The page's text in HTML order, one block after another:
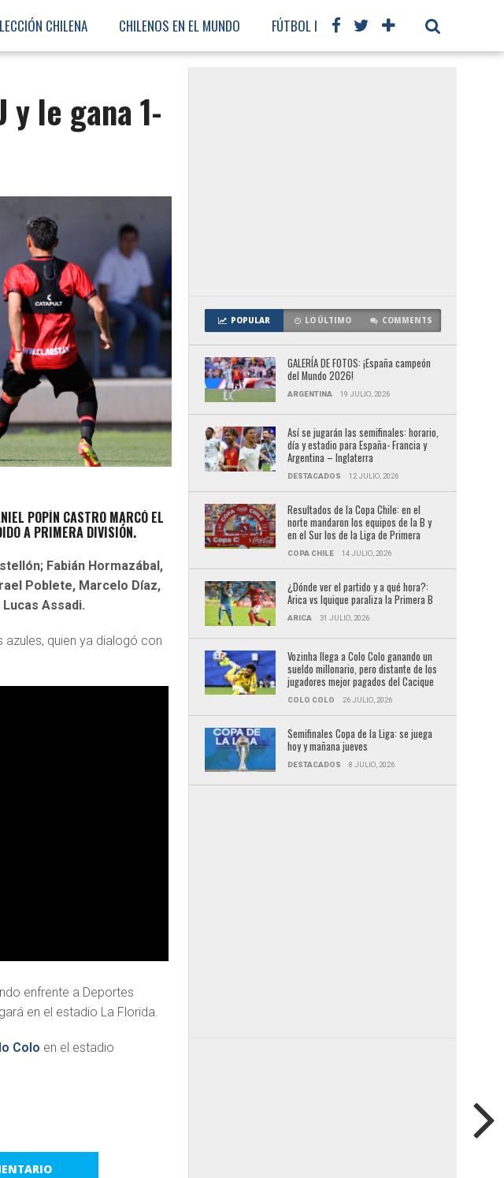
CHILENA CHILENOS EN EL MUNDO FÚTBOL INTERNACIONAL
y le gana 1-
POPÍN CASTRO MARCÓ EL
A PRIMERA DIVISIÓN.
Fabián Hormazábal,
Poblete, Marcelo Díaz,
Assadi.
quien ya dialogó con
enfrente a Deportes
en el estadio La Florida.
Colo en el estadio
POPULAR LO ÚLTIMO COMMENTS
GALERÍA DE FOTOS: ¡España campeón
del Mundo 2026!
ARGENTINA 19 JULIO, 2026
Así se jugarán las semifinales: horario,
día y estadio para España- Francia y
Argentina – Inglaterra
DESTACADOS 12 JULIO, 2026
Resultados de la Copa Chile: en el
norte mandaron los equipos de la B y
en el Sur los de la Liga de Primera
COPA CHILE 14 JULIO, 2026
¿Dónde ver el partido y a qué hora?:
Arica vs Iquique paraliza la Primera B
ARICA 31 JULIO, 2026
Vozinha llega a Colo Colo ganando un
sueldo millonario, pero distante de los
jugadores mejor pagados del Cacique
COLO COLO 26 JULIO, 2026
Semifinales Copa de la Liga: se juega
hoy y mañana jueves
DESTACADOS 8 JULIO, 2026